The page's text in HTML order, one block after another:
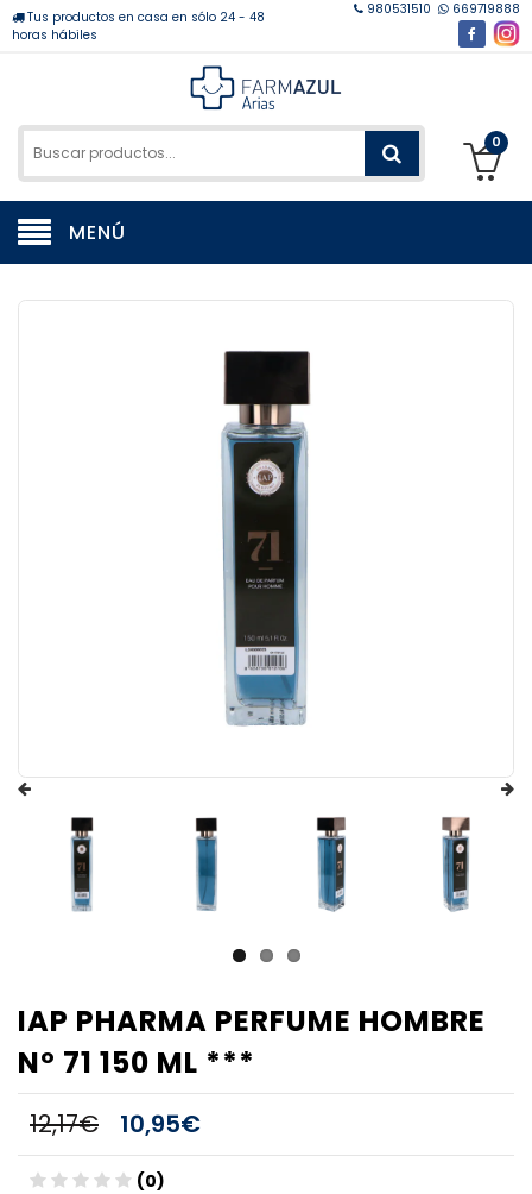
Tus productos en casa en sólo 24 - 48
horas hábiles
980531510 669719888
0
MENÚ
IAP PHARMA PERFUME HOMBRE
Nº 71 150 ML ***
12,17€ 10,95€
(0)